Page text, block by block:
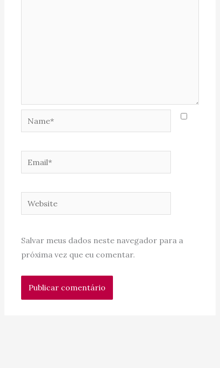
Name*
Email*
Website
Salvar meus dados neste navegador para a
próxima vez que eu comentar.